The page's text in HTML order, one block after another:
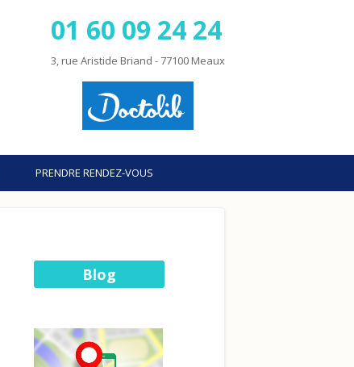
01 60 09 24 24
3, rue Aristide Briand - 77100 Meaux
PRENDRE RENDEZ-VOUS
Blog